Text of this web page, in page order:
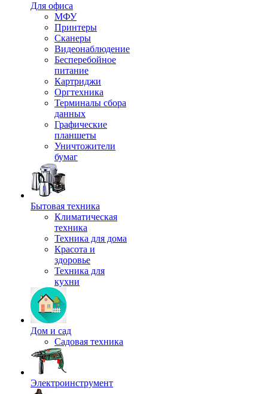
Для офиса
МФУ
Принтеры
Сканеры
Видеонаблюдение
Бесперебойное
питание
Картриджи
Оргтехника
Терминалы сбора
данных
Графические
планшеты
Уничтожители
бумаг
Бытовая техника
Климатическая
техника
Техника для дома
Красота и
здоровье
Техника для
кухни
Дом и сад
Садовая техника
Электроинструмент